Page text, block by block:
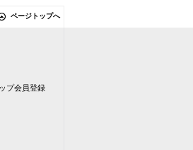
ページトップへ
プ会員登録